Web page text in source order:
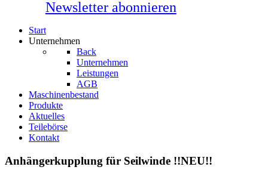
Newsletter abonnieren
Start
Unternehmen
Back
Unternehmen
Leistungen
AGB
Maschinenbestand
Produkte
Aktuelles
Teilebörse
Kontakt
Anhängerkupplung für Seilwinde !!NEU!!